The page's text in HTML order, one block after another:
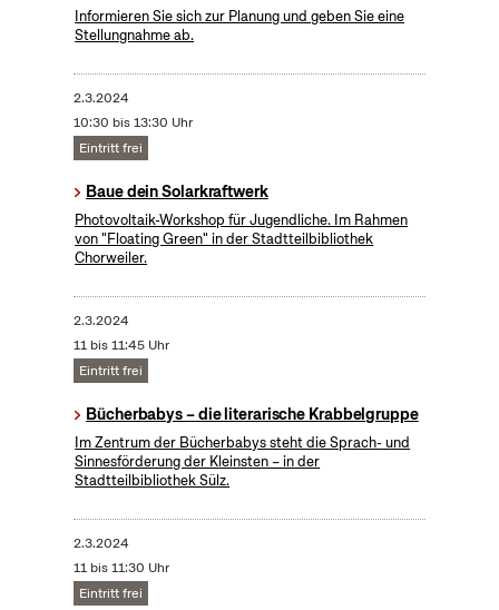
Informieren Sie sich zur Planung und geben Sie eine
Stellungnahme ab.
2.3.2024
10:30 bis 13:30 Uhr
Eintritt frei
Baue dein Solarkraftwerk
​Photovoltaik-Workshop für Jugendliche. Im Rahmen
von "Floating Green" in der Stadtteilbibliothek
Chorweiler.
2.3.2024
11 bis 11:45 Uhr
Eintritt frei
Bücherbabys – die literarische Krabbelgruppe
Im Zentrum der Bücherbabys steht die Sprach- und
Sinnesförderung der Kleinsten – in der
Stadtteilbibliothek Sülz.
2.3.2024
11 bis 11:30 Uhr
Eintritt frei